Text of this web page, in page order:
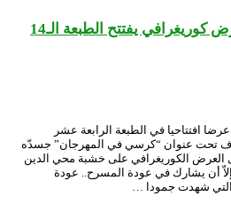
“كرسي في المهرجان” عرض كوريغرافي يفتتح الطبعة الـ14
افتتاحيا في الطبعة الرابعة عشر
تحت عنوان “كرسي في المهرجان” جسدّه
العرض الكوريغرافي على خشبة محي الدين
أن يشارك في عودة المسرح.. عودة
التي شهدت جمودا …